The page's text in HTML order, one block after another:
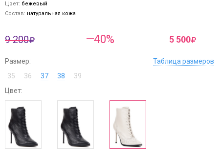
Цвет: бежевый
Состав: натуральная кожа
9 200 —40% 5 500
Размер:
Таблица размеров
35
36 37 38
39
Цвет: